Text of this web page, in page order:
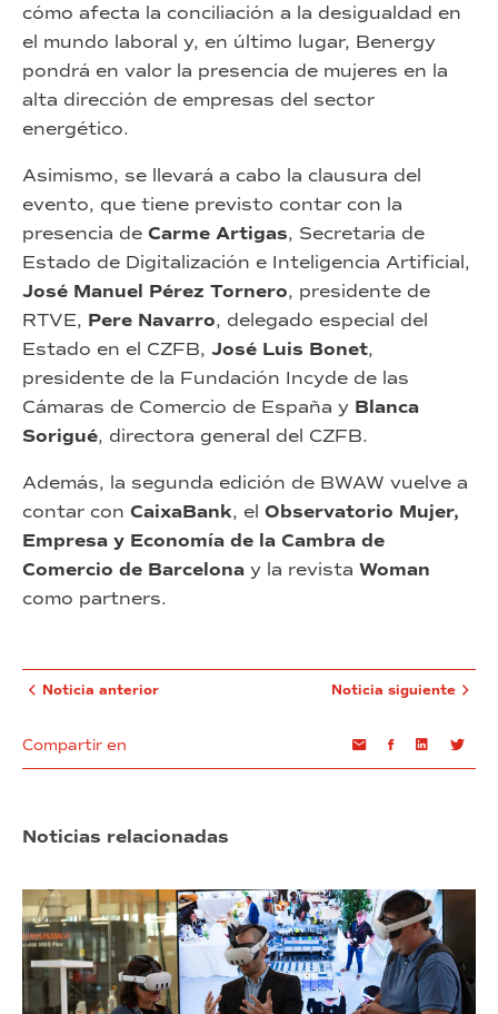
cómo afecta la conciliación a la desigualdad en
el mundo laboral y, en último lugar, Benergy
pondrá en valor la presencia de mujeres en la
alta dirección de empresas del sector
energético.
Asimismo, se llevará a cabo la clausura del
evento, que tiene previsto contar con la
presencia de Carme Artigas, Secretaria de
Estado de Digitalización e Inteligencia Artificial,
José Manuel Pérez Tornero, presidente de
RTVE, Pere Navarro, delegado especial del
Estado en el CZFB, José Luis Bonet,
presidente de la Fundación Incyde de las
Cámaras de Comercio de España y Blanca
Sorigué, directora general del CZFB.
Además, la segunda edición de BWAW vuelve a
contar con CaixaBank, el Observatorio Mujer,
Empresa y Economía de la Cambra de
Comercio de Barcelona y la revista Woman
como partners.
Noticia anterior
Compartir en EmailFacebookLinkedin
Noticia siguiente
Noticias relacionadas